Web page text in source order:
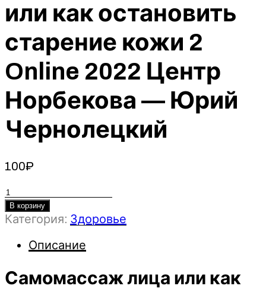
или как остановить
старение кожи 2
Online 2022 Центр
Норбекова — Юрий
Чернолецкий
100₽
Количество
товара
Самомассаж
или
остановить
В корзину
Категория: Здоровье
Описание
Самомассаж лица или как